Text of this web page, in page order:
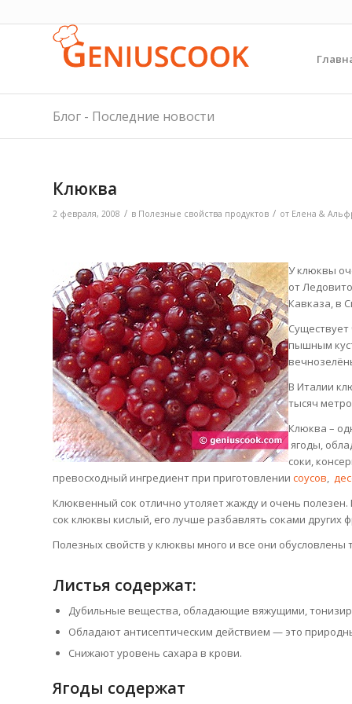
Блог - Последние новости
Клюква
2 февраля, 2008 / в Полезные свойства продуктов / от Елена &
У клюквы
от
Кавказа, в
пышным
В Италии
тысяч
Клюква –
ягоды,
соки,
превосходный ингредиент при приготовлении соусов,
Клюквенный сок отлично утоляет жажду и очень
сок клюквы кислый, его лучше разбавлять соками других
Полезных свойств у клюквы много и все они
Листья содержат:
Дубильные вещества, обладающие вяжущими,
Обладают антисептическим действием — это
Снижают уровень сахара в крови.
Ягоды содержат